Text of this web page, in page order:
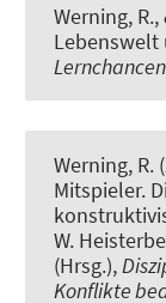
Werning, R.,
Lebenswelt
Werning, R.
Mitspieler.
W.
(Hrsg.),
Konflikte